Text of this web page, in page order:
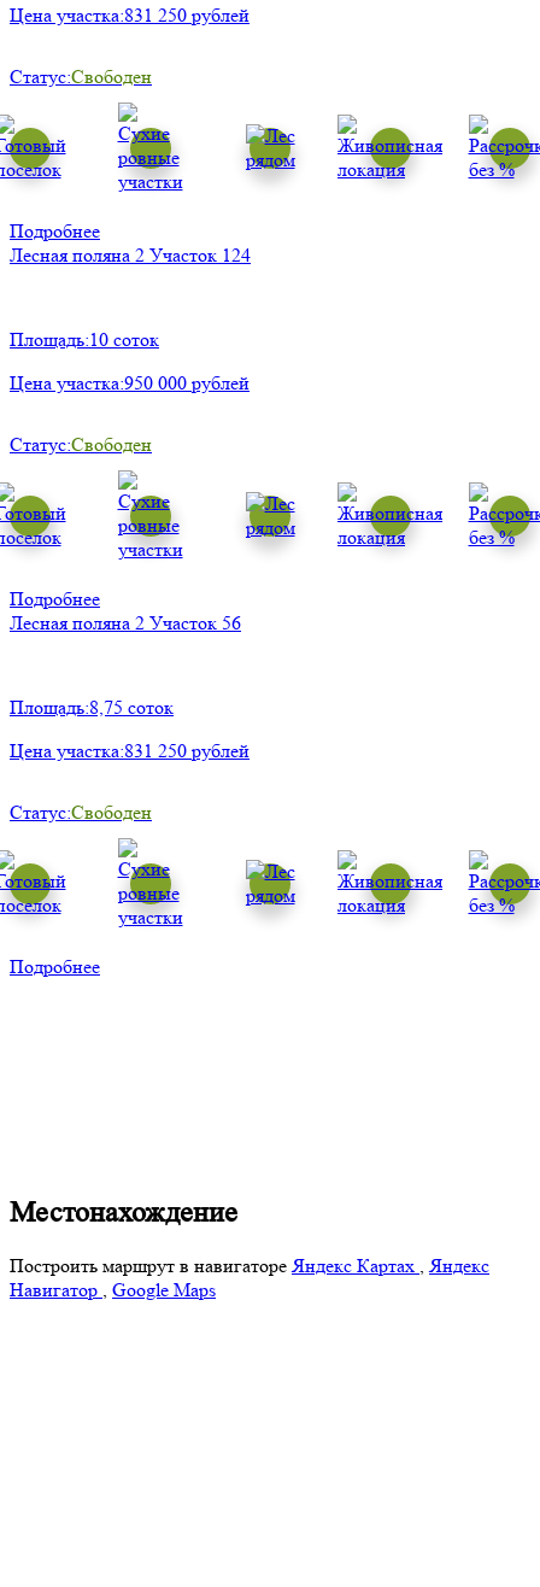
Цена участка:831 250 рублей
Статус:Свободен
Подробнее
Лесная поляна 2 Участок 124
Площадь:10 соток
Цена участка:950 000 рублей
Статус:Свободен
Подробнее
Лесная поляна 2 Участок 56
Площадь:8,75 соток
Цена участка:831 250 рублей
Статус:Свободен
Подробнее
Местонахождение
Построить маршрут в навигатореЯндекс Картах ,Яндекс
Навигатор , Google Maps